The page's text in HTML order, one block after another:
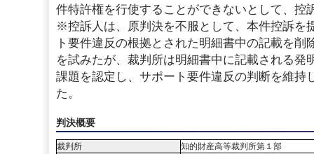
件特許権を行使することができないとして、控
※控訴人は、原判決を不服として、本件控訴を
ト要件違反の根拠とされた明細書中の記載を削
を試みたが、裁判所は明細書中に記載される発
課題を認定し、サポート要件違反の判断を維持
た。
判決概要
裁判所
知的財産高等裁判所第１部